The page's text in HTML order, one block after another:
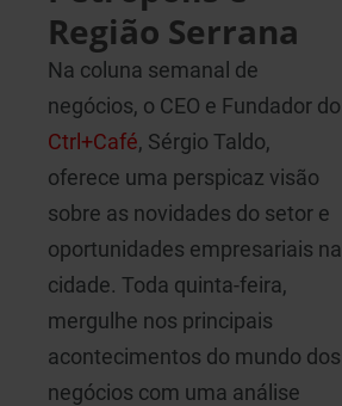
Região Serrana
Na coluna semanal de
negócios, o CEO e Fundador do
Ctrl+Café, Sérgio Taldo,
oferece uma perspicaz visão
sobre as novidades do setor e
oportunidades empresariais na
cidade. Toda quinta-feira,
mergulhe nos principais
acontecimentos do mundo dos
negócios com uma análise